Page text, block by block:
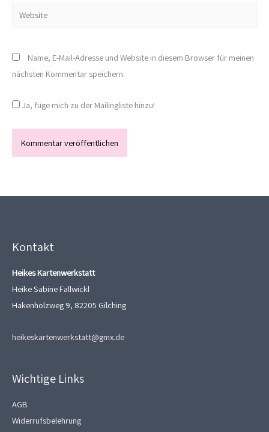
Website
Name, E-Mail-Adresse und Website in diesem Browser für meinen
nächsten Kommentar speichern.
Ja, füge mich zu der Mailingliste hinzu!
Kontakt
Heikes Kartenwerkstatt
Heike Sabine Fallwickl
Hakenholzweg 9, 82205 Gilching
heikeskartenwerkstatt@gmx.de
Wichtige Links
AGB
Widerrufsbelehrung